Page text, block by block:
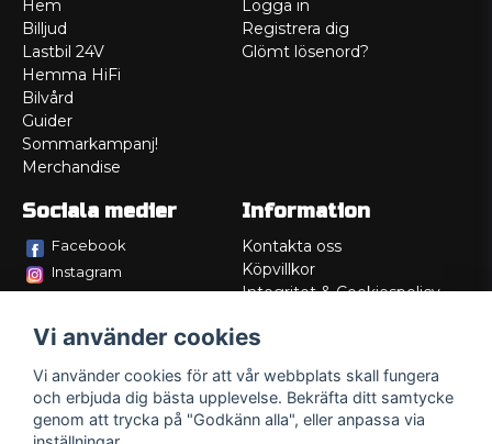
Hem
Billjud
Lastbil 24V
Hemma HiFi
Bilvård
Guider
Sommarkampanj!
Merchandise
Logga in
Registrera dig
Glömt lösenord?
Sociala medier
Facebook
Instagram
Information
Kontakta oss
Köpvillkor
Integritet & Cookiespolicy
Service/Garanti
Lådritning
Om oss
Vi använder cookies
Vi använder cookies för att vår webbplats skall fungera
och erbjuda dig bästa upplevelse. Bekräfta ditt samtycke
genom att trycka på "Godkänn alla", eller anpassa via